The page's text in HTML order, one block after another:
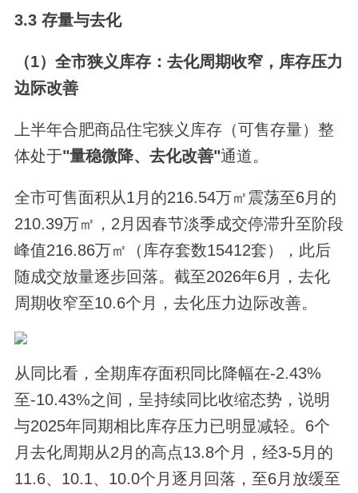
3.3 存量与去化
（1）全市狭义库存：去化周期收窄，库存压力
边际改善
上半年合肥商品住宅狭义库存（可售存量）整
体处于"量稳微降、去化改善"通道。
全市可售面积从1月的216.54万㎡震荡至6月的
210.39万㎡，2月因春节淡季成交停滞升至阶段
峰值216.86万㎡（库存套数15412套），此后
随成交放量逐步回落。截至2026年6月，去化
周期收窄至10.6个月，去化压力边际改善。
从同比看，全期库存面积同比降幅在-2.43%
至-10.43%之间，呈持续同比收缩态势，说明
与2025年同期相比库存压力已明显减轻。6个
月去化周期从2月的高点13.8个月，经3-5月的
11.6、10.1、10.0个月逐月回落，至6月放缓至